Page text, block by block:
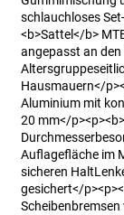
schlauchloses
<b>Sattel</b>
angepasst an den
Hausmauern</
Aluminium mit
20 mm</
Auflagefläche im
sicheren
gesichert</